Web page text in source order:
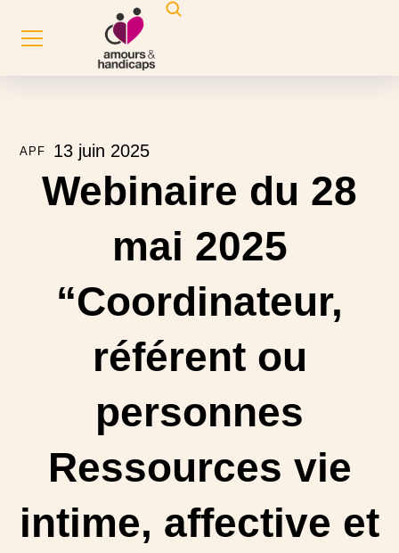
APF 13 juin 2025
Webinaire du 28
mai 2025
“Coordinateur,
référent ou
personnes
Ressources vie
intime, affective et